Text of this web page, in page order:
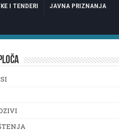
I TENDERI JAVNA PRIZNANJA